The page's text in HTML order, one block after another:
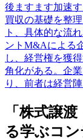
後ますます加速
買収の基礎を整
ト、具体的な流
ントM&Aによる
し、経営権を獲
角化がある。企
り、前者は経営
「株式譲
る学ぶコ